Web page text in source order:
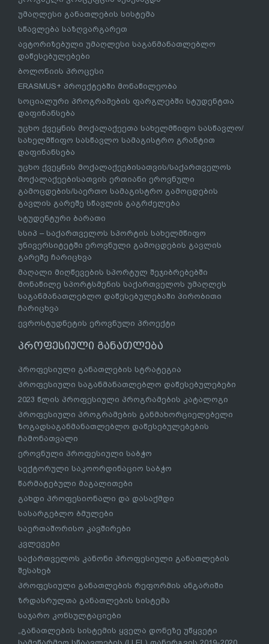
უმაღლესი განათლების სისტემა
სწავლება საზღვარგარეთ
ავტორიზებული უმაღლესი საგანმანათლებლო
დაწესებულებები
ბოლონიის პროცესი
ERASMUS+ პროექტებში მონაწილეობა
სოციალური პროგრამების ფარგლებში სტუდენტთა
დაფინანსება
უცხო ქვეყნის მოქალაქეეთა სახელმწიფო სასწავლო/
სახელმწიფო სასწავლო სამაგისტრო გრანტით
დაფინანსება
უცხო ქვეყნის მოქალაქეებისათვის/საქართველოს
მოქალაქეებისათვის ერთიანი ეროვნული
გამოცდების/საერთო სამაგისტრო გამოცდების
გავლის გარეშე სწავლის გაგრძელება
სტუდენტური ბარათი
სსიპ – საქართველოს სპორტის სახელმწიფო
უნივერსიტეტში ეროვნული გამოცდების გავლის
გარეშე ჩარიცხვა
მაღალი მიღწევების სპორტულ შეჯიბრებებში
მონაწილე სპორტსმენის საქართველოს უმაღლეს
საგანმანათლებლო დაწესებულებაში პირობითი
ჩარიცხვა
ევროსტუდნეტის ეროვნული პროექტი
პროფესიული განათლება
პროფესიული განათლების სტრატეგია
პროფესიული საგანმანათლებლო დაწესებულებები
2023 წლის პროფესიული პროგრამების კატალოგი
პროფესიული პროგრამების განმახორციელებელი
ზოგადსაგანმანათლებლო დაწესებულებების
ჩამონათვალი
ეროვნული პროფესიული საბჭო
სექტორული საკოორდინაციო საბჭო
წარმატებული მაგალითები
გახდი პროფესიონალი და დასაქმდი
სასარგებლო ბმულები
საერთაშორისო კავშირები
კვლევები
საქართველოს კანონი პროფესიული განათლების
შესახებ
პროფესიული განათლების რეფორმის ანგარიში
ზრდასრულთა განათლების სისტემა
საჯარო კონსულტაციები
„განათლების სისტემის ყველა დონეზე უწყვეტი